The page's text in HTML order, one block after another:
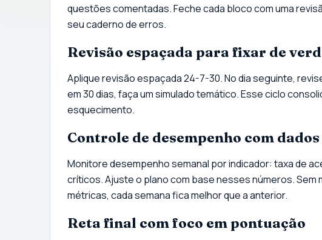
questões comentadas. Feche cada bloco com uma
seu caderno de erros.
Revisão espaçada para fixar de
Aplique revisão espaçada 24-7-30. No dia seguinte,
em 30 dias, faça um simulado temático. Esse ciclo
esquecimento.
Controle de desempenho com
Monitore desempenho semanal por indicador: taxa de
críticos. Ajuste o plano com base nesses números.
métricas, cada semana fica melhor que a anterior.
Reta final com foco em pontuação